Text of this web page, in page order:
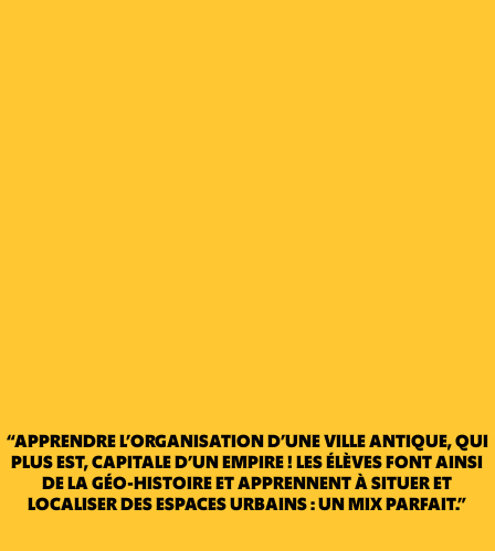
“APPRENDRE L’ORGANISATION D’UNE VILLE ANTIQUE, QUI
PLUS EST, CAPITALE D’UN EMPIRE ! LES ÉLÈVES FONT AINSI
DE LA GÉO-HISTOIRE ET APPRENNENT À SITUER ET
LOCALISER DES ESPACES URBAINS : UN MIX PARFAIT.”